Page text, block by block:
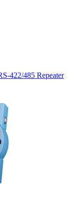
422/485 Repeater